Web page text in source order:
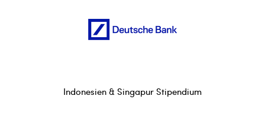
Indonesien & Singapur Stipendium